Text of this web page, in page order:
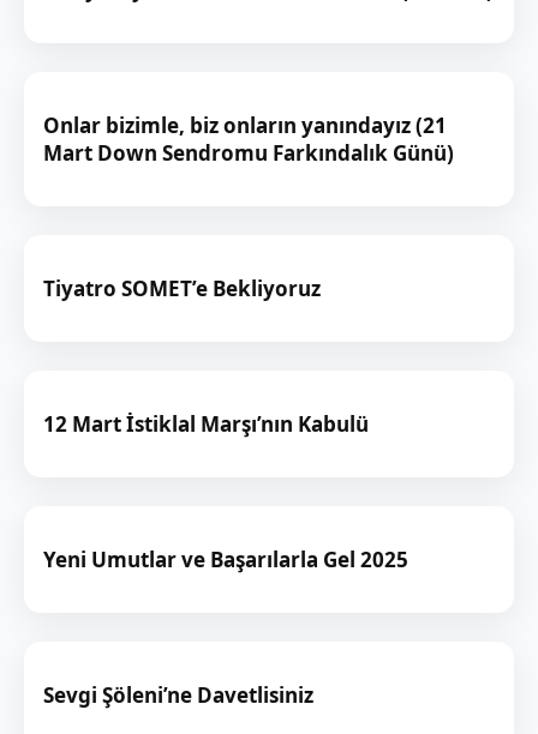
Onlar bizimle, biz onların yanındayız (21
Mart Down Sendromu Farkındalık Günü)
Tiyatro SOMET’e Bekliyoruz
12 Mart İstiklal Marşı’nın Kabulü
Yeni Umutlar ve Başarılarla Gel 2025
Sevgi Şöleni’ne Davetlisiniz